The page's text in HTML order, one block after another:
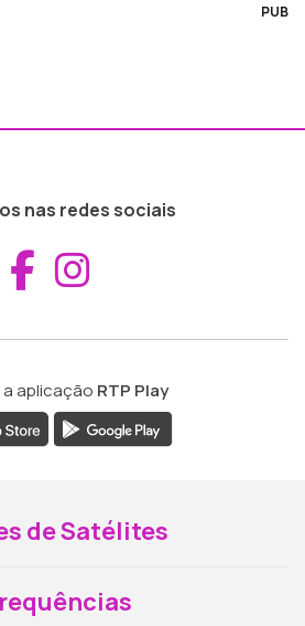
PUB
nas redes sociais
Aceder ao
aplicação RTP Play
de Satélites